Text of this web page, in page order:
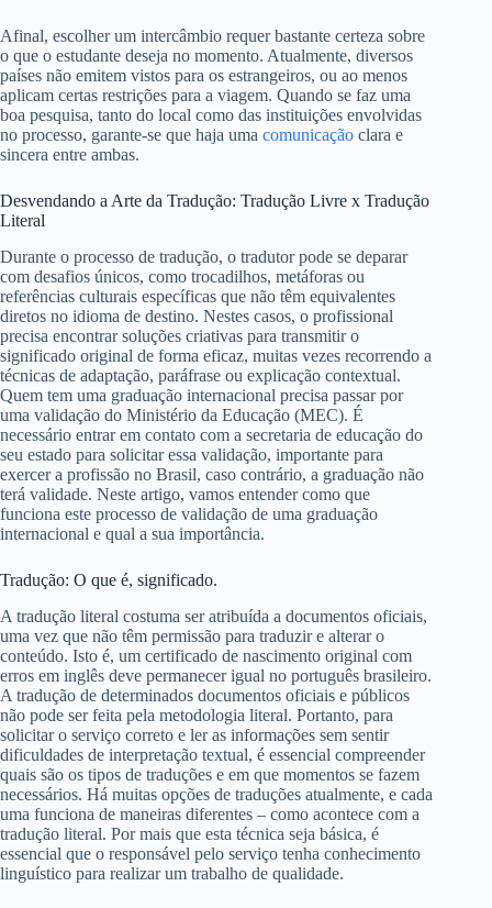
Afinal, escolher um intercâmbio requer bastante certeza sobre
o que o estudante deseja no momento. Atualmente, diversos
países não emitem vistos para os estrangeiros, ou ao menos
aplicam certas restrições para a viagem. Quando se faz uma
boa pesquisa, tanto do local como das instituições envolvidas
no processo, garante-se que haja uma comunicação clara e
sincera entre ambas.
Desvendando a Arte da Tradução: Tradução Livre x Tradução
Literal
Durante o processo de tradução, o tradutor pode se deparar
com desafios únicos, como trocadilhos, metáforas ou
referências culturais específicas que não têm equivalentes
diretos no idioma de destino. Nestes casos, o profissional
precisa encontrar soluções criativas para transmitir o
significado original de forma eficaz, muitas vezes recorrendo a
técnicas de adaptação, paráfrase ou explicação contextual.
Quem tem uma graduação internacional precisa passar por
uma validação do Ministério da Educação (MEC). É
necessário entrar em contato com a secretaria de educação do
seu estado para solicitar essa validação, importante para
exercer a profissão no Brasil, caso contrário, a graduação não
terá validade. Neste artigo, vamos entender como que
funciona este processo de validação de uma graduação
internacional e qual a sua importância.
Tradução: O que é, significado.
A tradução literal costuma ser atribuída a documentos oficiais,
uma vez que não têm permissão para traduzir e alterar o
conteúdo. Isto é, um certificado de nascimento original com
erros em inglês deve permanecer igual no português brasileiro.
A tradução de determinados documentos oficiais e públicos
não pode ser feita pela metodologia literal. Portanto, para
solicitar o serviço correto e ler as informações sem sentir
dificuldades de interpretação textual, é essencial compreender
quais são os tipos de traduções e em que momentos se fazem
necessários. Há muitas opções de traduções atualmente, e cada
uma funciona de maneiras diferentes – como acontece com a
tradução literal. Por mais que esta técnica seja básica, é
essencial que o responsável pelo serviço tenha conhecimento
linguístico para realizar um trabalho de qualidade.